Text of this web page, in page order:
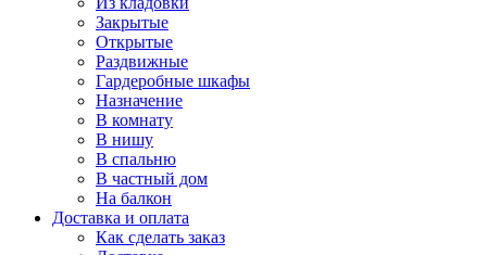
Закрытые
Открытые
Раздвижные
Гардеробные шкафы
Назначение
В комнату
В нишу
В спальню
В частный дом
На балкон
Доставка и оплата
Как сделать заказ